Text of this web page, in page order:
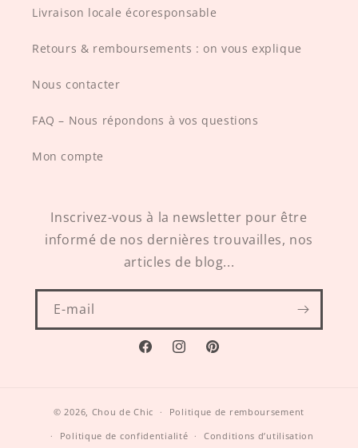
Livraison locale écoresponsable
Retours & remboursements : on vous explique
Nous contacter
FAQ – Nous répondons à vos questions
Mon compte
Inscrivez-vous à la newsletter pour être
informé de nos dernières trouvailles, nos
articles de blog...
E-mail
FacebookInstagramPinterest
© 2026, Chou de Chic
Politique de remboursement
Politique de confidentialité
Conditions d’utilisation